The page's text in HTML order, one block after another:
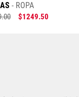
ROPA
.00 $1249.50